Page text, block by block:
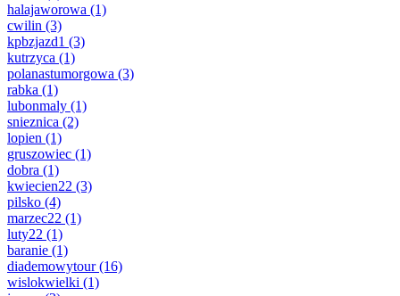
halajaworowa (1)
cwilin (3)
kpbzjazd1 (3)
kutrzyca (1)
polanastumorgowa (3)
rabka (1)
lubonmaly (1)
snieznica (2)
lopien (1)
gruszowiec (1)
dobra (1)
kwiecien22 (3)
pilsko (4)
marzec22 (1)
luty22 (1)
baranie (1)
diademowytour(16)
wislokwielki (1)